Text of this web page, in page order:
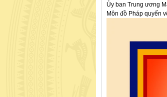
Ủy ban Trung ương
Môn đồ Pháp quyến